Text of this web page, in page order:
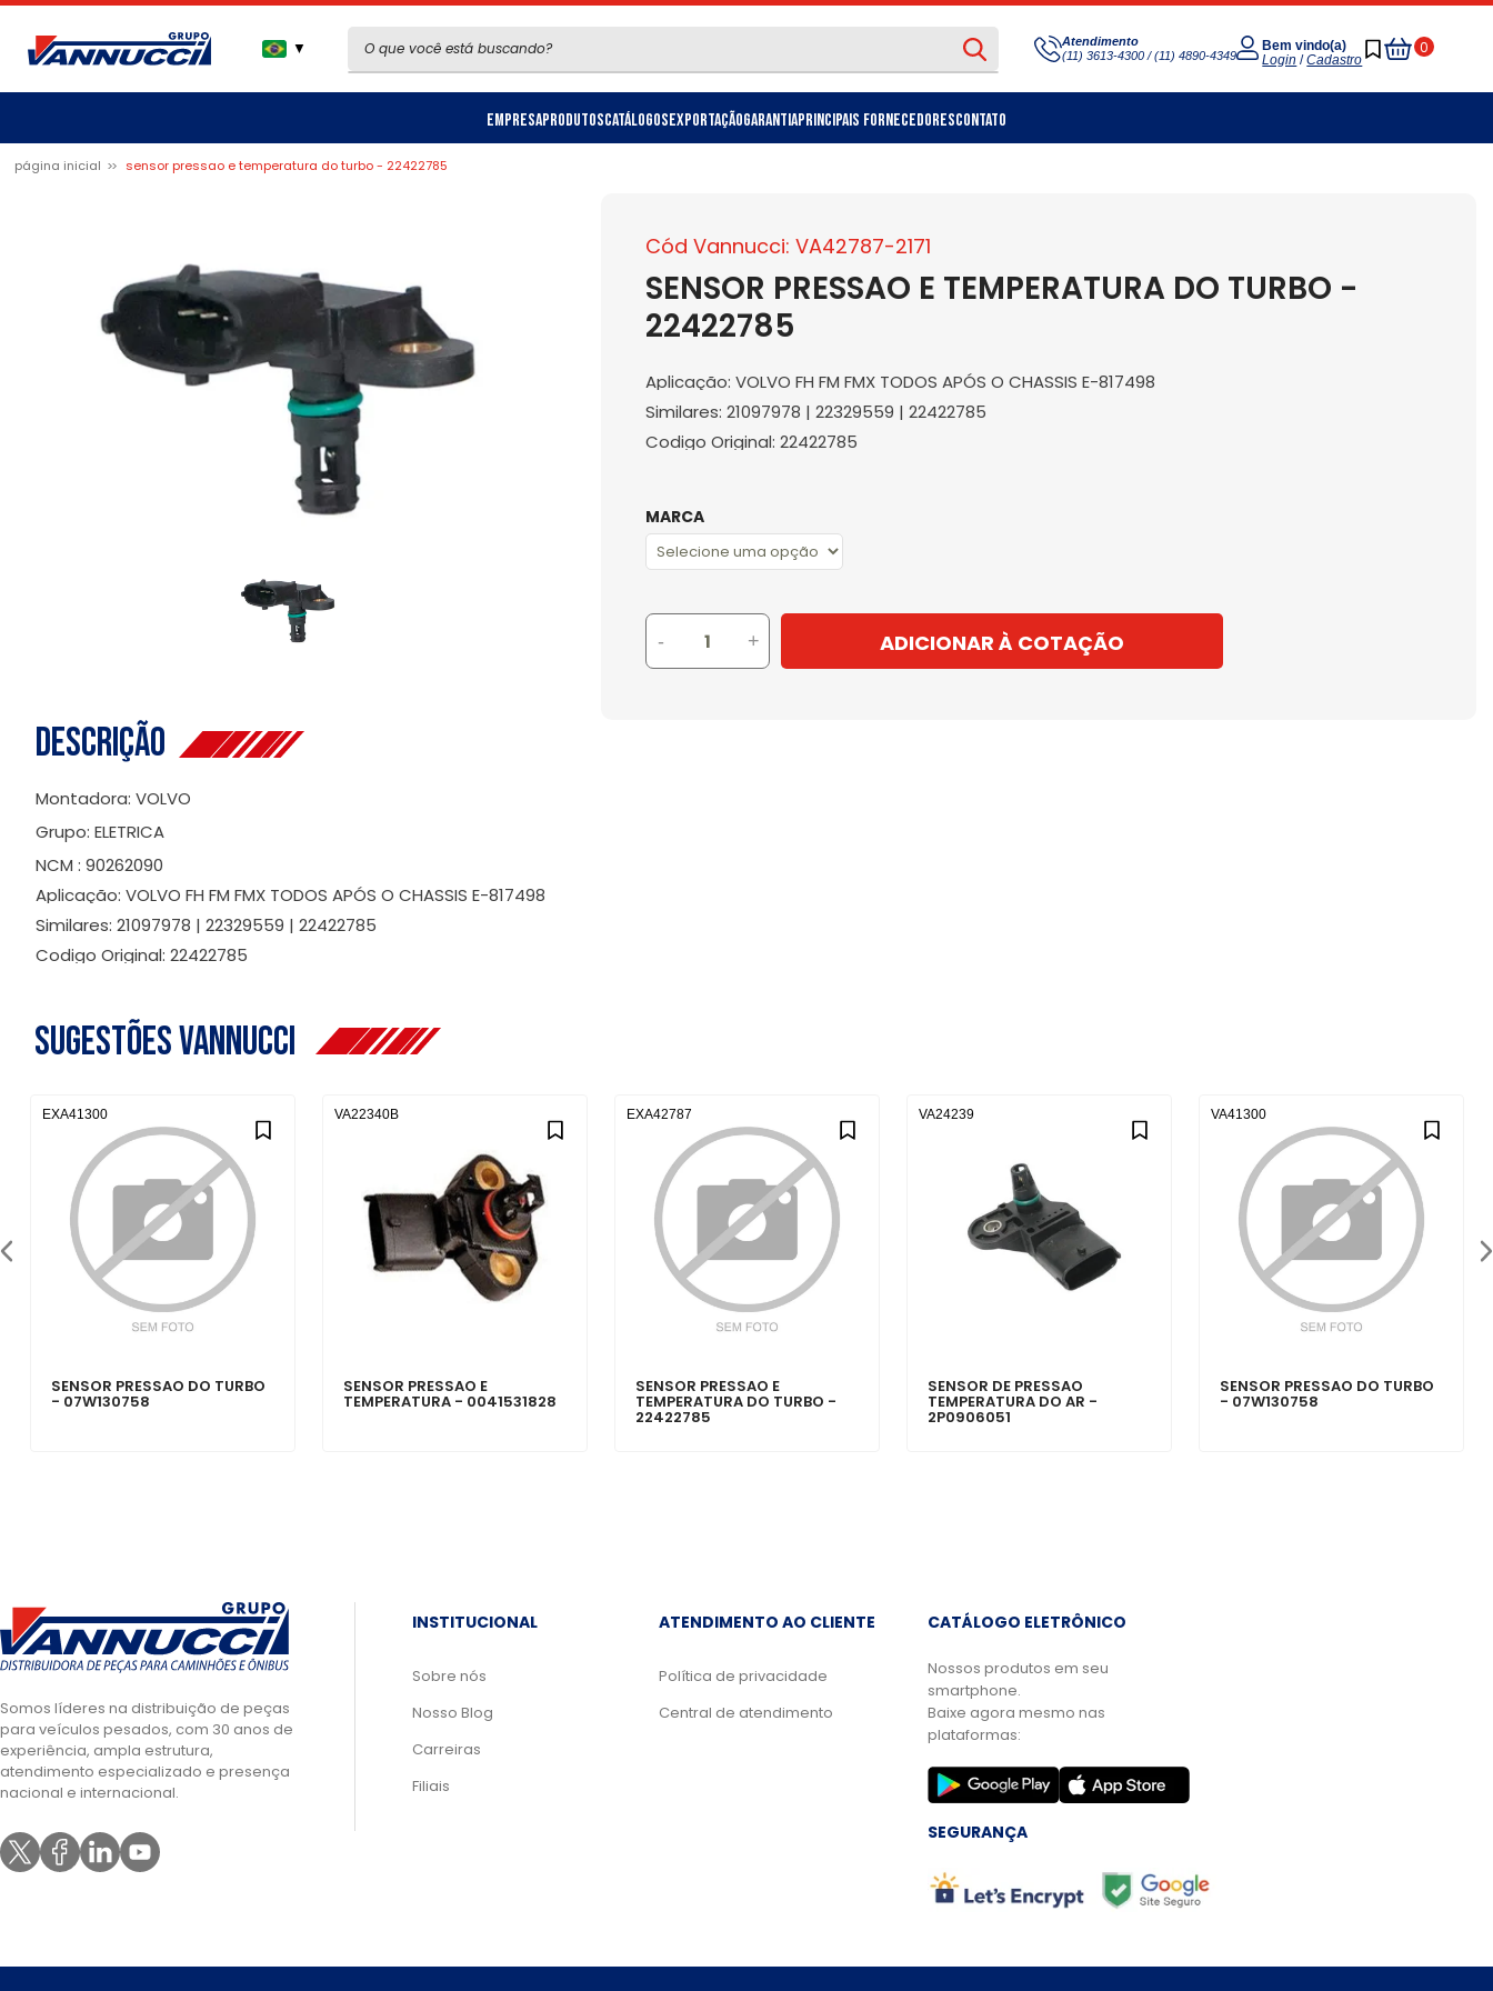
▼
Atendimento
(11) 3613-4300 / (11) 4890-4349
Bem vindo(a)
Login /Cadastro
0
Meu
Carrinho
EmpresaProdutosCatálogosExportaçãoGarantiaPrincipais FornecedoresContato
página inicial sensor pressao e temperatura do turbo - 22422785
Cód Vannucci: VA42787-2171
SENSOR PRESSAO E TEMPERATURA DO TURBO -
22422785
Aplicação: VOLVO FH FM FMX TODOS APÓS O CHASSIS E-817498
Similares: 21097978 | 22329559 | 22422785
Codigo Original: 22422785
MARCA
- + ADICIONAR À COTAÇÃO
Descrição
Montadora: VOLVO
Grupo: ELETRICA
NCM : 90262090
Aplicação: VOLVO FH FM FMX TODOS APÓS O CHASSIS E-817498
Similares: 21097978 | 22329559 | 22422785
Codigo Original: 22422785
Sugestões Vannucci
SENSOR PRESSAO DO TURBO
- 07W130758
EXA41300
SENSOR PRESSAO E
TEMPERATURA - 0041531828
VA22340B
SENSOR PRESSAO E
TEMPERATURA DO TURBO -
22422785
EXA42787
SENSOR DE PRESSAO
TEMPERATURA DO AR -
2P0906051
VA24239
SENSOR PRESSAO DO TURBO
- 07W130758
VA41300
Somos líderes na distribuição de peças
para veículos pesados, com 30 anos de
experiência, ampla estrutura,
atendimento especializado e presença
nacional e internacional.
INSTITUCIONAL
Sobre nós
Nosso Blog
Carreiras
Filiais
ATENDIMENTO AO CLIENTE
Política de privacidade
Central de atendimento
CATÁLOGO ELETRÔNICO
Nossos produtos em seu
smartphone.
Baixe agora mesmo nas
plataformas:
SEGURANÇA